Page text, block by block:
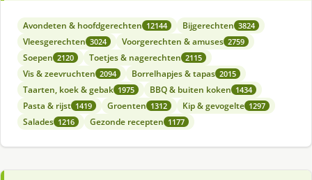
Avondeten & hoofdgerechten 12144 Bijgerechten 3824
Vleesgerechten 3024 Voorgerechten & amuses 2759
Soepen 2120 Toetjes & nagerechten 2115
Vis & zeevruchten 2094 Borrelhapjes & tapas 2015
Taarten, koek & gebak 1975 BBQ & buiten koken 1434
Pasta & rijst 1419 Groenten 1312 Kip & gevogelte 1297
Salades 1216 Gezonde recepten 1177